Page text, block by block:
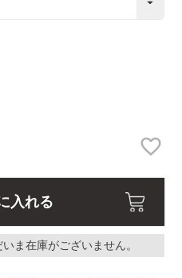
入れる
ま在庫がございません。